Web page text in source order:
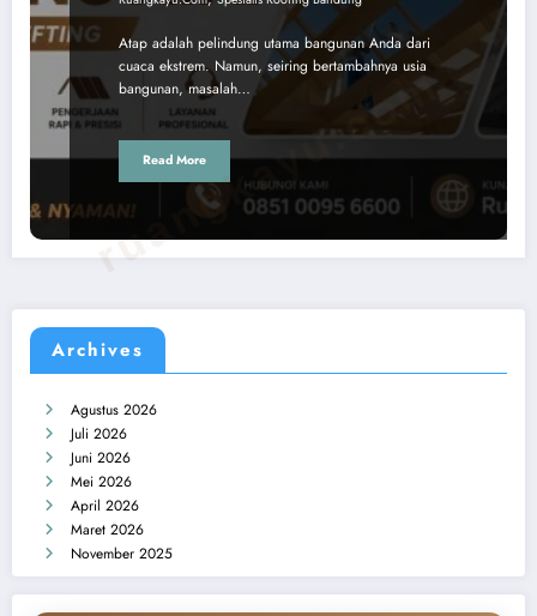
Atap adalah pelindung utama bangunan Anda dari
cuaca ekstrem. Namun, seiring bertambahnya usia
bangunan, masalah…
Read More
Archives
Agustus 2026
Juli 2026
Juni 2026
Mei 2026
April 2026
Maret 2026
November 2025
ruangkayu.com